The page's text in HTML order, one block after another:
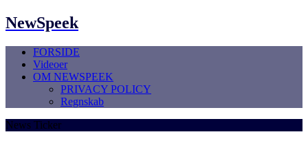
NewSpeek
FORSIDE
Videoer
OM NEWSPEEK
PRIVACY POLICY
Regnskab
News Ticker